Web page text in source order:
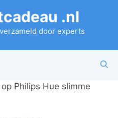
.nl
door experts
Philips Hue slimme